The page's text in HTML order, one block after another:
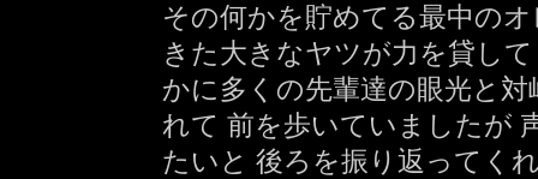
その何かを貯めてる最中の
きた大きなヤツが力を貸し
かに多くの先輩達の眼光と
れて 前を歩いていましたが
たいと 後ろを振り返ってく